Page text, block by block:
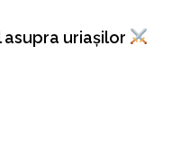
asupra uriașilor